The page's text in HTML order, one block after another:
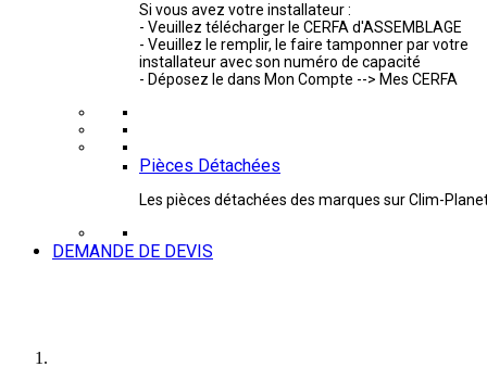
Si vous avez votre installateur :
- Veuillez télécharger le CERFA d'ASSEMBLAGE
- Veuillez le remplir, le faire tamponner par votre
installateur avec son numéro de capacité
- Déposez le dans Mon Compte --> Mes CERFA
Pièces Détachées
Les pièces détachées des marques sur Clim-
DEMANDE DE DEVIS